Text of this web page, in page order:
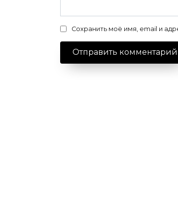
Сохранить моё имя, email и